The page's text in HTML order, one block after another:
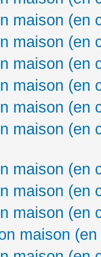
maison (en
maison (en
maison (en
maison (en
maison (en
maison (en
maison (en
maison (en
maison (en
maison